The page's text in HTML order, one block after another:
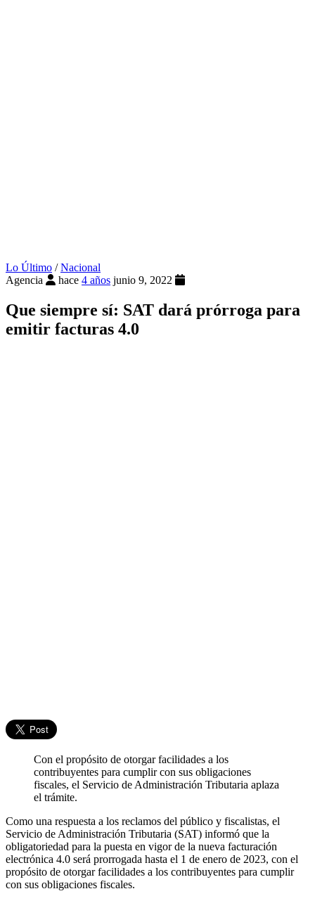
Lo Último /Nacional
Agencia
hace 4 años junio 9, 2022
Que siempre sí: SAT dará prórroga para
emitir facturas 4.0
Con el propósito de otorgar facilidades a los
contribuyentes para cumplir con sus obligaciones
fiscales, el Servicio de Administración Tributaria aplaza
el trámite.
Como una respuesta a los reclamos del público y fiscalistas, el
Servicio de Administración Tributaria (SAT) informó que la
obligatoriedad para la puesta en vigor de la nueva facturación
electrónica 4.0 será prorrogada hasta el 1 de enero de 2023, con el
propósito de otorgar facilidades a los contribuyentes para cumplir
con sus obligaciones fiscales.